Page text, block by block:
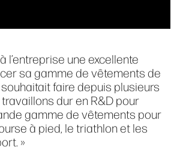
l’entreprise une excellente
sa gamme de vêtements de
souhaitait faire depuis plusieurs
dur en R&D pour
gamme de vêtements pour
à pied, le triathlon et les
»